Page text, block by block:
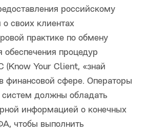
российскому
своих клиентах
практике по обмену
процедур
(Know Your Client, «знай
финансовой сфере. Операторы
должны обладать
информацией о конечных
чтобы выполнить